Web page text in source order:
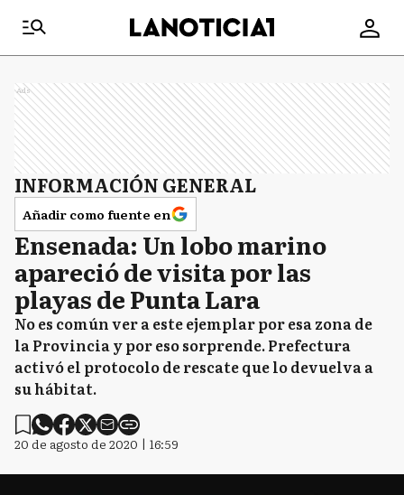
Ads
INFORMACIÓN GENERAL
Añadir como fuente en
Ensenada: Un lobo marino
apareció de visita por las
playas de Punta Lara
No es común ver a este ejemplar por esa zona de
la Provincia y por eso sorprende. Prefectura
activó el protocolo de rescate que lo devuelva a
su hábitat.
20 de agosto de 2020 | 16:59